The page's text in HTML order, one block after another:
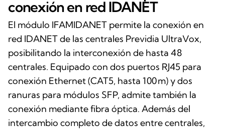
conexión en red IDANET
El módulo IFAMIDANET permite la conexión en
red IDANET de las centrales Previdia UltraVox,
posibilitando la interconexión de hasta 48
centrales. Equipado con dos puertos RJ45 para
conexión Ethernet (CAT5, hasta 100 m) y dos
ranuras para módulos SFP, admite también la
conexión mediante fibra óptica. Además del
intercambio completo de datos entre centrales,